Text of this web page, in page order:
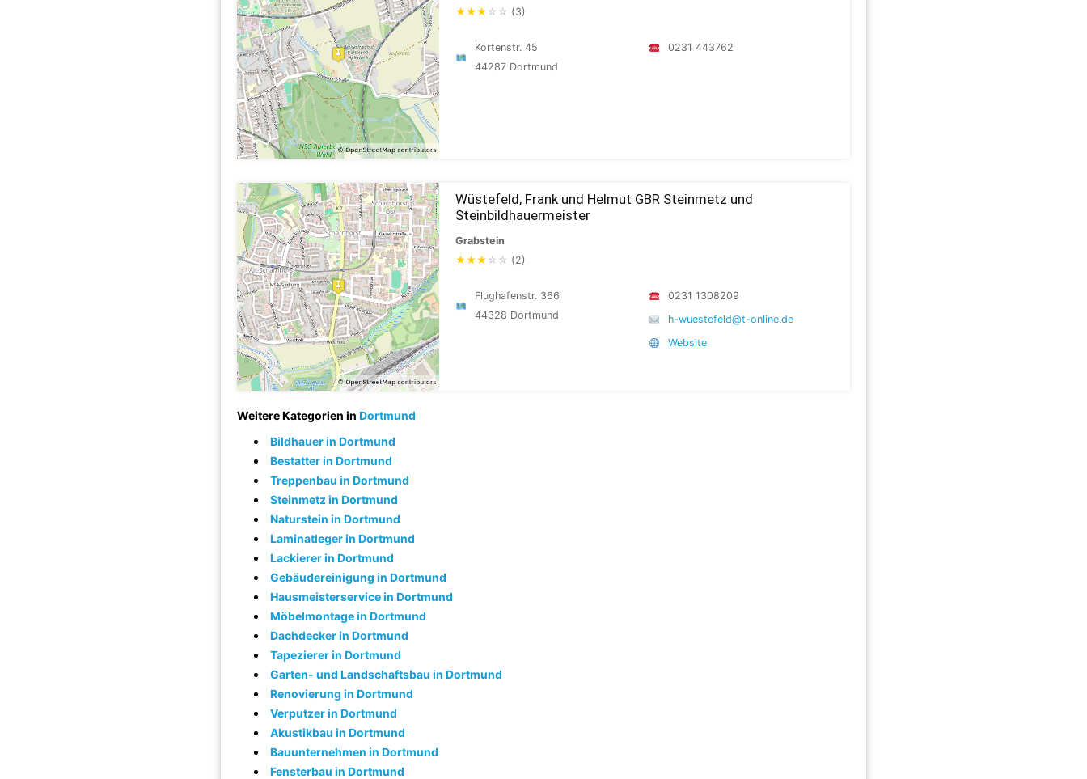
★★★ ☆ ☆ (3)
Kortenstr. 45
44287 Dortmund
0231 443762
Wüstefeld, Frank und Helmut GBR Steinmetz und
Steinbildhauermeister
Grabstein
★★★ ☆ ☆ (2)
Flughafenstr. 366
44328 Dortmund
0231 1308209
h-wuestefeld@t-online.de
Website
Weitere Kategorien in Dortmund
Bildhauer in Dortmund
Bestatter in Dortmund
Treppenbau in Dortmund
Steinmetz in Dortmund
Naturstein in Dortmund
Laminatleger in Dortmund
Lackierer in Dortmund
Gebäudereinigung in Dortmund
Hausmeisterservice in Dortmund
Möbelmontage in Dortmund
Dachdecker in Dortmund
Tapezierer in Dortmund
Garten- und Landschaftsbau in Dortmund
Renovierung in Dortmund
Verputzer in Dortmund
Akustikbau in Dortmund
Bauunternehmen in Dortmund
Fensterbau in Dortmund